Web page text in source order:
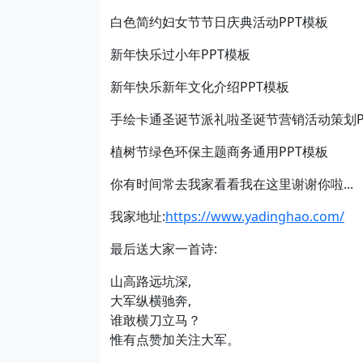
白色简约妇女节节日庆典活动PPT模板
新年快乐过小年PPT模板
新年快乐新年文化介绍PPT模板
手绘卡通圣诞节派礼啦圣诞节营销活动策划
植树节绿色环保主题商务通用PPT模板
你有时间常去我家看看我在这里谢谢你啦...
我家地址:https://www.yadinghao.com/
最后送大家一首诗:
山高路远坑深,
大军纵横驰奔,
谁敢横刀立马？
惟有点赞加关注大军。